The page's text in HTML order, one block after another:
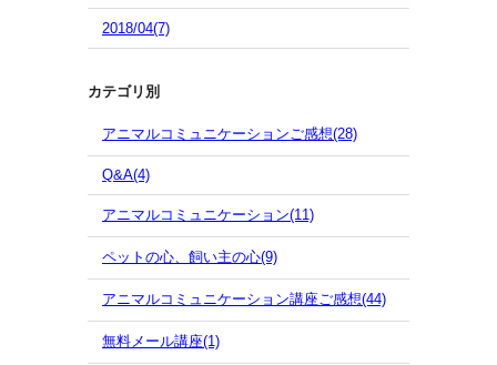
2018/04(7)
カテゴリ別
アニマルコミュニケーションご感想(28)
Q&A(4)
アニマルコミュニケーション(11)
ペットの心、飼い主の心(9)
アニマルコミュニケーション講座ご感想(44)
無料メール講座(1)